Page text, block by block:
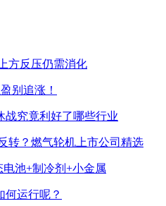
方反压仍需消化
别追涨！
战究竟利好了哪些行业
转？ 燃气轮机上市公司精选
池+制冷剂+小金属
何运行呢？